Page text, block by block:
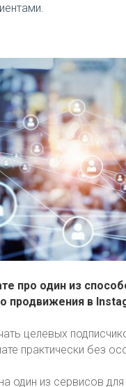
про один из
продвижения в
целевых
практически без
один из сервисов для